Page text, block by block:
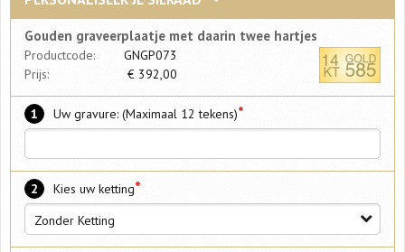
Gouden graveerplaatje met daarin twee hartjes
Productcode:
GNGP073
Prijs:
€ 392,00
1 Uw gravure: (Maximaal 12 tekens)*
2 Kies uw ketting*
Zonder Ketting